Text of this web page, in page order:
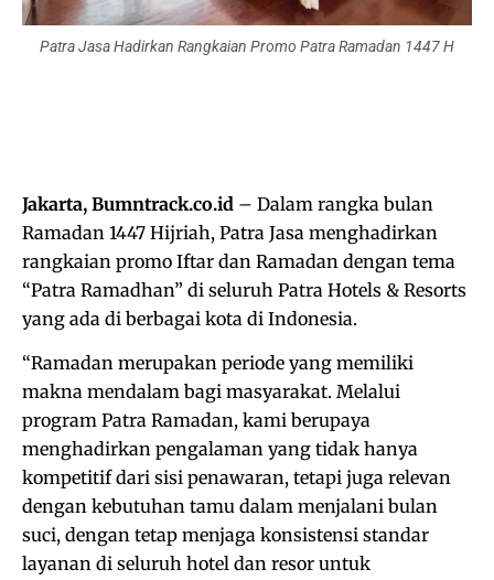
Patra Jasa Hadirkan Rangkaian Promo Patra Ramadan 1447 H
Jakarta, Bumntrack.co.id – Dalam rangka bulan
Ramadan 1447 Hijriah, Patra Jasa menghadirkan
rangkaian promo Iftar dan Ramadan dengan tema
“Patra Ramadhan” di seluruh Patra Hotels & Resorts
yang ada di berbagai kota di Indonesia.
“Ramadan merupakan periode yang memiliki
makna mendalam bagi masyarakat. Melalui
program Patra Ramadan, kami berupaya
menghadirkan pengalaman yang tidak hanya
kompetitif dari sisi penawaran, tetapi juga relevan
dengan kebutuhan tamu dalam menjalani bulan
suci, dengan tetap menjaga konsistensi standar
layanan di seluruh hotel dan resor untuk